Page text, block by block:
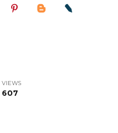
VIEWS
607